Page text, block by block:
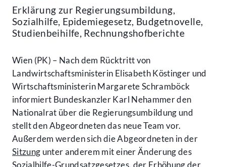
Erklärung zur Regierungsumbildung,
Sozialhilfe, Epidemiegesetz, Budgetnovelle,
Studienbeihilfe, Rechnungshofberichte
Wien (PK) – Nach dem Rücktritt von
Landwirtschaftsministerin Elisabeth Köstinger und
Wirtschaftsministerin Margarete Schramböck
informiert Bundeskanzler Karl Nehammer den
Nationalrat über die Regierungsumbildung und
stellt den Abgeordneten das neue Team vor.
Außerdem werden sich die Abgeordneten in der
Sitzung unter anderem mit einer Änderung des
Sozialhilfe-Grundsatzgesetzes, der Erhöhung der